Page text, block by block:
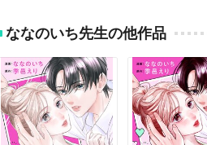
ななのいち先生の他作品